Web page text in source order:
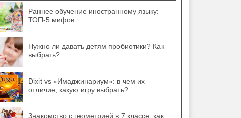
Раннее обучение иностранному языку:
ТОП-5 мифов
Нужно ли давать детям пробиотики? Как
выбрать?
Dixit vs «Имаджинариум»: в чем их
отличие, какую игру выбрать?
Знакомство с геометрией в 7 классе: как